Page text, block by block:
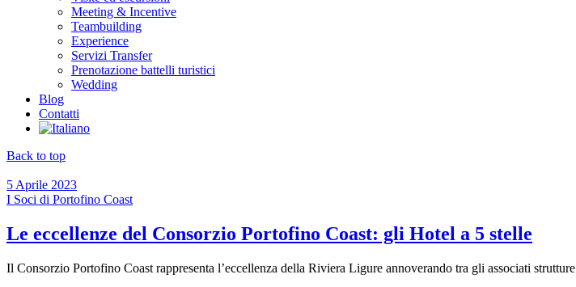
Meeting & Incentive
Teambuilding
Experience
Servizi Transfer
Prenotazione battelli turistici
Wedding
Blog
Contatti
Back to top
5 Aprile 2023
I Soci di Portofino Coast
Le eccellenze del Consorzio Portofino Coast: gli Hotel a 5 stelle
Il Consorzio Portofino Coast rappresenta l’eccellenza della Riviera Ligure annoverando tra gli associati strutture